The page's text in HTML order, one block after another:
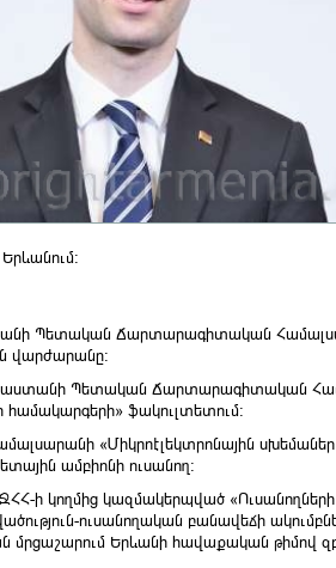
Պետական Ճարտարագիտական
վարժարանը:
Պետական Ճարտարագիտական
ֆակուլտետում:
«Միկրոէլեկտրոնային
ամբիոնի ուսանող:
ի կողմից կազմակերպված «Ուսանողների
ուսանողական բանավեճի
Երևանի հավաքական թիմով